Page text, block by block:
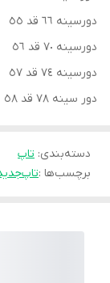
دورسينه ٦٦ قد ٥٥
دورسينه ٧٠ قد ٥٦
دورسينه ٧٤ قد ٥٧
دور سينه ٧٨ قد ٥٨
دسته‌بندی: تاپ
برچسب‌ها :تاپ